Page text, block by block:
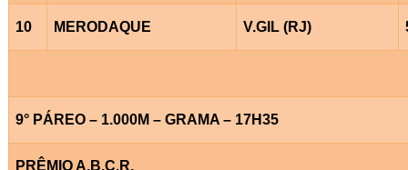
10 MERODAQUE V.GIL (RJ)
9° PÁREO – 1.000M – GRAMA – 17H35
PRÊMIO A.B.C.R.